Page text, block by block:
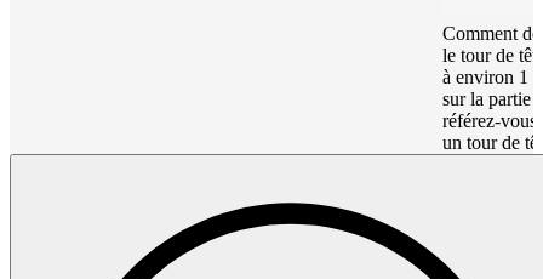
Comment
le tour de
à environ 1
sur la partie
référez-
un tour de